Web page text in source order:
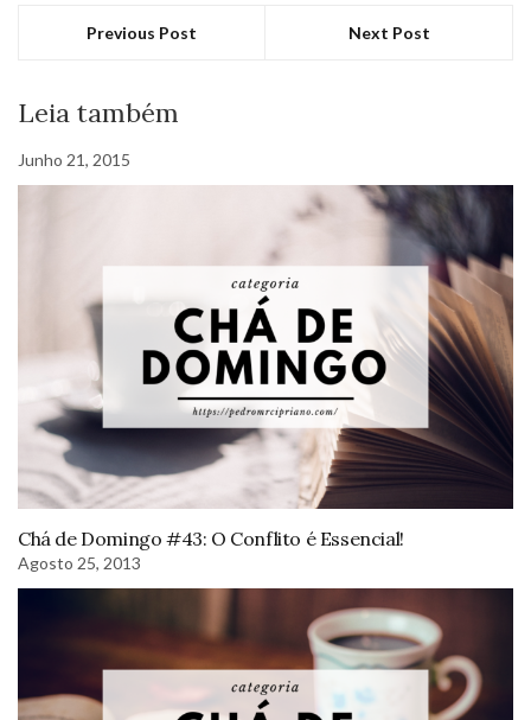
Previous Post Next Post
Leia também
Junho 21, 2015
Chá de Domingo #43: O Conflito é Essencial!
Agosto 25, 2013